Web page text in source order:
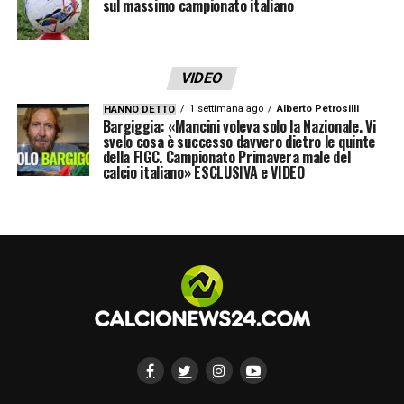
sul massimo campionato italiano
VIDEO
HANNO DETTO 1 settimana ago Alberto Petrosilli
Bargiggia: «Mancini voleva solo la Nazionale. Vi
svelo cosa è successo davvero dietro le quinte
della FIGC. Campionato Primavera male del
calcio italiano» ESCLUSIVA e VIDEO